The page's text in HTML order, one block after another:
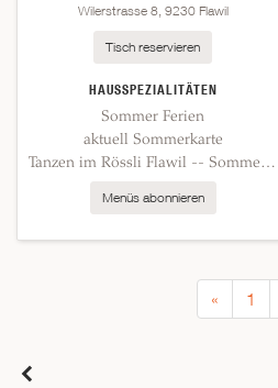
Wilerstrasse 8, 9230 Flawil
HAUSSPEZIALITÄTEN
Sommer Ferien
aktuell Sommerkarte
Tanzen im Rössli Flawil -- Sommerpause
Menüs abonnieren
Tisch reservieren
« 1